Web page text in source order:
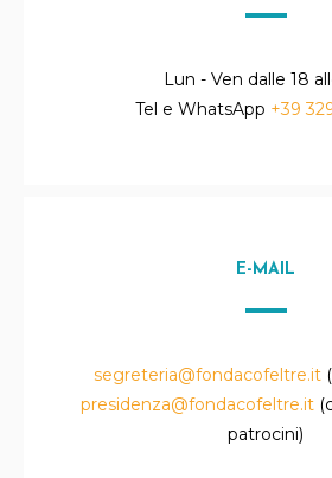
Lun - Ven dalle 18
Tel e WhatsApp +39
E-MAIL
segreteria@fondacofeltre.it
presidenza@fondacofeltre.it
patrocini)